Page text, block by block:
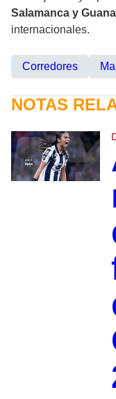
Salamanca y
internacionales.
Corredores
NOTAS